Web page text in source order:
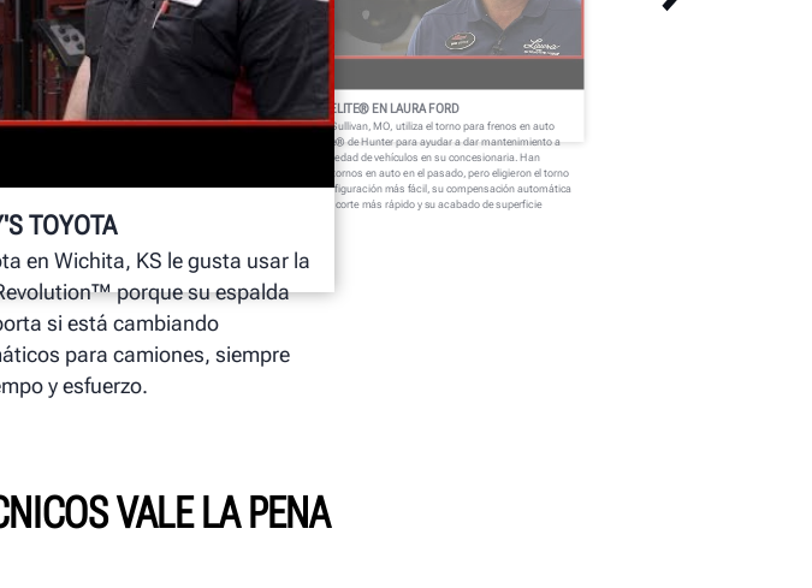
TOYOTA
en Wichita, KS le gusta usar la
porque su espalda
si está cambiando
para camiones, siempre
y esfuerzo.
AUTOCOMP ELITE® EN LAURA FORD
Laura Ford en Sullivan, MO, utiliza el torno para frenos en auto
AutoComp Elite® de Hunter para ayudar a dar mantenimiento a
una amplia variedad de vehículos en su concesionaria. Han
probado otros tornos en auto en el pasado, pero eligieron el torno
ACE por su configuración más fácil, su compensación automática
más rápida, su corte más rápido y su acabado de superficie
VALE LA PENA